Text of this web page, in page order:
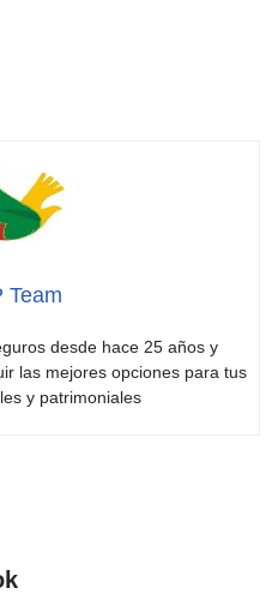
Team
desde hace 25 años y
las mejores opciones para tus
y patrimoniales